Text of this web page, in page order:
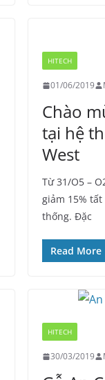
HITECH
01/06/2019
Chào
tại hệ
West
Từ 31/O5 –
giảm 15%
thống. Đặc
Read More
HITECH
30/03/2019